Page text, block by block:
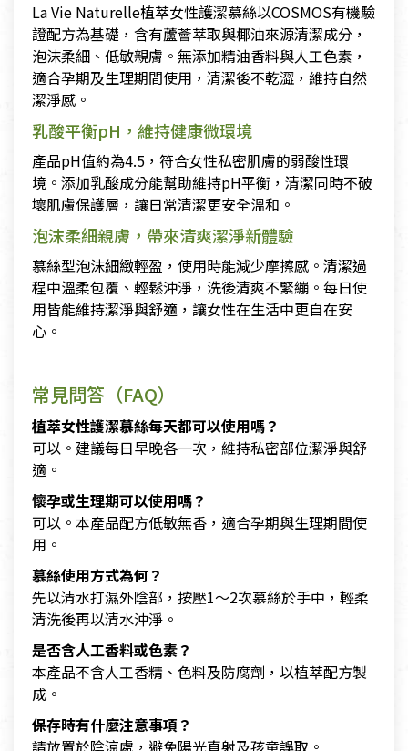
La Vie Naturelle植萃女性護潔慕絲以COSMOS有機驗
證配方為基礎，含有蘆薈萃取與椰油來源清潔成分，
泡沫柔細、低敏親膚。無添加精油香料與人工色素，
適合孕期及生理期間使用，清潔後不乾澀，維持自然
潔淨感。
乳酸平衡pH，維持健康微環境
產品pH值約為4.5，符合女性私密肌膚的弱酸性環
境。添加乳酸成分能幫助維持pH平衡，清潔同時不破
壞肌膚保護層，讓日常清潔更安全溫和。
泡沫柔細親膚，帶來清爽潔淨新體驗
慕絲型泡沫細緻輕盈，使用時能減少摩擦感。清潔過
程中溫柔包覆、輕鬆沖淨，洗後清爽不緊繃。每日使
用皆能維持潔淨與舒適，讓女性在生活中更自在安
心。
常見問答（FAQ）
植萃女性護潔慕絲每天都可以使用嗎？
可以。建議每日早晚各一次，維持私密部位潔淨與舒
適。
懷孕或生理期可以使用嗎？
可以。本產品配方低敏無香，適合孕期與生理期間使
用。
慕絲使用方式為何？
先以清水打濕外陰部，按壓1～2次慕絲於手中，輕柔
清洗後再以清水沖淨。
是否含人工香料或色素？
本產品不含人工香精、色料及防腐劑，以植萃配方製
成。
保存時有什麼注意事項？